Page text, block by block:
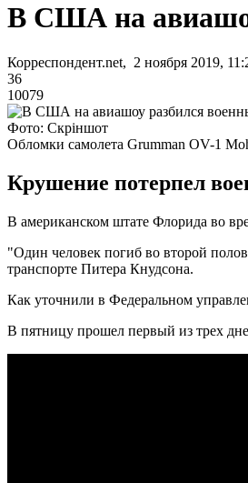
В США на
Корреспондент.net, 2 ноября 2019,
36
10079
Фото: Скріншот
Обломки самолета Grumman OV-1
Крушение потерпел
В американском штате Флорида во
"Один человек погиб во второй
транспорте Питера Кнудсона.
Как уточнили в Федеральном
В пятницу прошел первый из трех